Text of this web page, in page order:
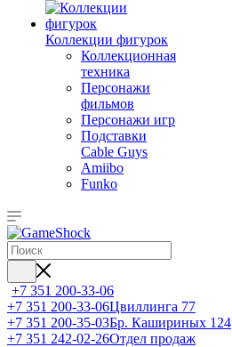
Коллекции фигурок
Коллекционная
техника
Персонажи
фильмов
Персонажи игр
Подставки
Cable Guys
Amiibo
Funko
+7 351 200-33-06
+7 351 200-33-06Цвиллинга 77
+7 351 200-35-03Бр. Кашириных 124
+7 351 242-02-26Отдел продаж